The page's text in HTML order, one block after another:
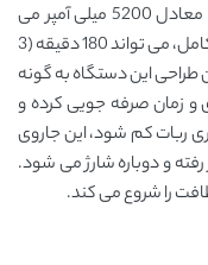
باتری این دستگاه قدرت بسیار بالایی داشته و معادل 5200 میلی آمپر می
‌باشد. با یک بار شارژ کردن این دستگاه به طور کامل، می تواند 180 دقیقه (3
این دستگاه به گونه
و زمان صرفه ‌جویی کرده و
ربات کم شود، این جاروی
و دوباره شارژ می‌ شود.
را شروع می کند.